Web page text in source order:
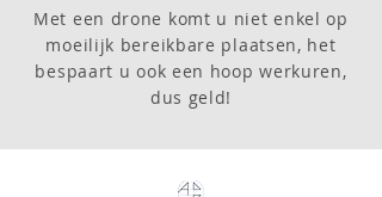
Met een drone komt u niet enkel op
moeilijk bereikbare plaatsen, het
bespaart u ook een hoop werkuren,
dus geld!